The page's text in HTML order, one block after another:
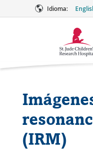
Idioma:
(IRM)